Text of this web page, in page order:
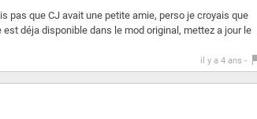
pas que CJ avait une petite amie, perso je croyais que
déja disponible dans le mod original, mettez a jour le
il y a 4 ans -